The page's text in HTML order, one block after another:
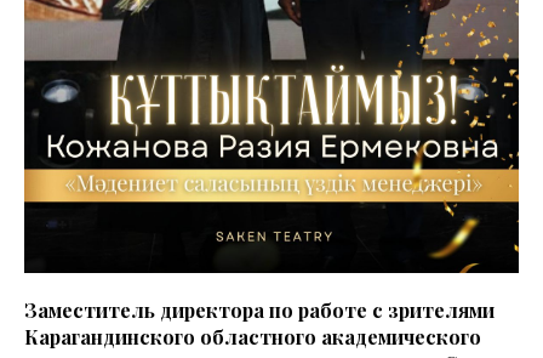
Заместитель директора по работе с зрителями
Карагандинского областного академического